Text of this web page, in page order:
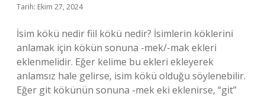
Tarih: Ekim 27, 2024
İsim kökü nedir fiil kökü nedir? İsimlerin köklerini
anlamak için kökün sonuna -mek/-mak ekleri
eklenmelidir. Eğer kelime bu ekleri ekleyerek
anlamsız hale gelirse, isim kökü olduğu söylenebilir.
Eğer git kökünün sonuna -mek eki eklenirse, “git”